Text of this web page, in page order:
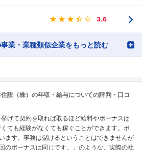
3.6
業・業種類似企業をもっと読む
設（株）の年収・給与についての評判・口コ
げて契約を取れば取るほど給料やボーナスは
ても経験がなくても稼ぐことができます。ボ
ます。事務は儲けるということはできませんが
のボーナスは同じです。」のような、実際の社